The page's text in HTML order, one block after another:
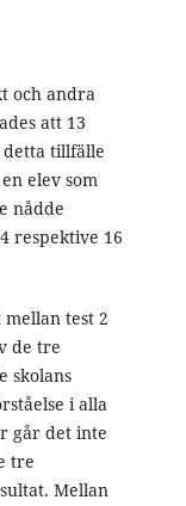
och andra
att 13
detta tillfälle
elev som
nådde
respektive 16
test 2
de tre
skolans
i alla
går det inte
tre
Mellan